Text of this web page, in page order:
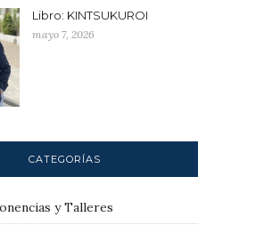
Libro: KINTSUKUROI
mayo 7, 2026
CATEGORÍAS
y Talleres